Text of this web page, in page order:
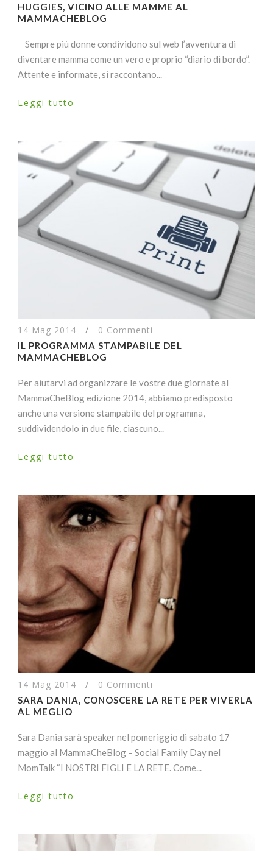
HUGGIES, VICINO ALLE MAMME AL
MAMMACHEBLOG
Sempre più donne condividono sul web l’avventura di
diventare mamma come un vero e proprio “diario di bordo”.
Attente e informate, si raccontano...
Leggi tutto
14 Mag 2014 / 0 Commenti
IL PROGRAMMA STAMPABILE DEL
MAMMACHEBLOG
Per aiutarvi ad organizzare le vostre due giornate al
MammaCheBlog edizione 2014, abbiamo predisposto
anche una versione stampabile del programma,
suddividendolo in due file, ciascuno...
Leggi tutto
14 Mag 2014 / 0 Commenti
SARA DANIA, CONOSCERE LA RETE PER VIVERLA
AL MEGLIO
Sara Dania sarà speaker nel pomeriggio di sabato 17
maggio al MammaCheBlog – Social Family Day nel
MomTalk “I NOSTRI FIGLI E LA RETE. Come...
Leggi tutto